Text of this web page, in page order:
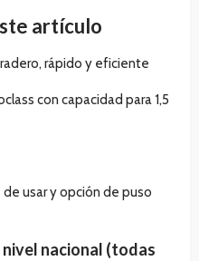
artículo
rápido y eficiente
con capacidad para 1,5
usar y opción de puso
nacional (todas